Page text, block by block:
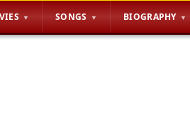
SONGS BIOGRAPHY